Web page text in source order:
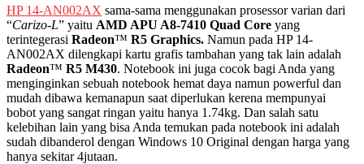
HP 14-AN002AX sama-sama menggunakan prosessor varian dari
“Carizo-L” yaitu AMD APU A8-7410 Quad Core yang
terintegerasi Radeon™ R5 Graphics. Namun pada HP 14-
AN002AX dilengkapi kartu grafis tambahan yang tak lain adalah
Radeon™ R5 M430. Notebook ini juga cocok bagi Anda yang
menginginkan sebuah notebook hemat daya namun powerful dan
mudah dibawa kemanapun saat diperlukan kerena mempunyai
bobot yang sangat ringan yaitu hanya 1.74kg. Dan salah satu
kelebihan lain yang bisa Anda temukan pada notebook ini adalah
sudah dibanderol dengan Windows 10 Original dengan harga yang
hanya sekitar 4jutaan.